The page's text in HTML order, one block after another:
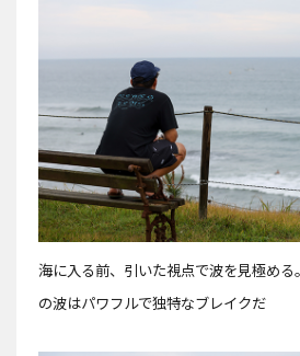
海に入る前、引いた視点で波を見極め
の波はパワフルで独特なブレイクだ